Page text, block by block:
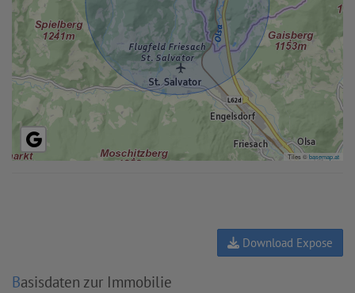
Tiles ©basemap.at
Download Expose
Basisdaten zur Immobilie